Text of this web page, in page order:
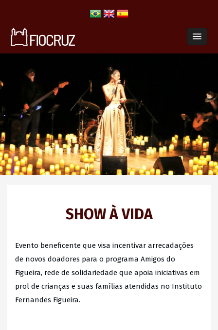
SHOW À VIDA
Evento beneficente que visa incentivar arrecadações
de novos doadores para o programa Amigos do
Figueira, rede de solidariedade que apoia iniciativas em
prol de crianças e suas famílias atendidas no Instituto
Fernandes Figueira.